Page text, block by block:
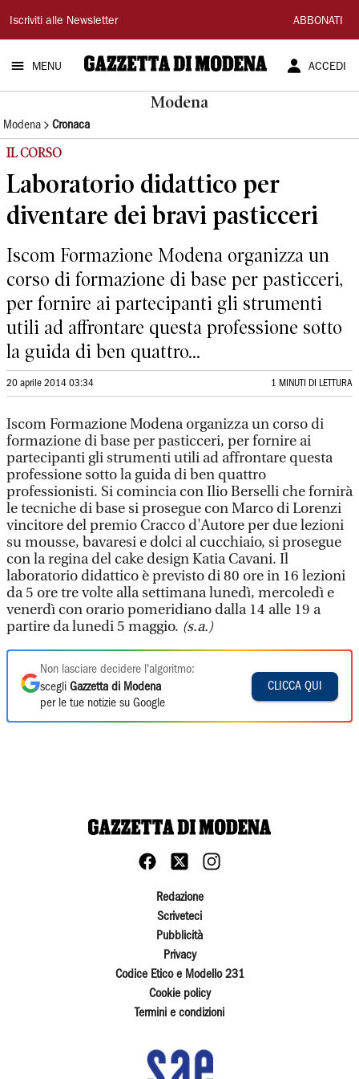
Gazzetta
di
Modena
Iscriviti alle Newsletter ABBONATI
MENU ACCEDI
Modena
Modena Cronaca
IL CORSO
Laboratorio didattico per
diventare dei bravi pasticceri
Iscom Formazione Modena organizza un
corso di formazione di base per pasticceri,
per fornire ai partecipanti gli strumenti
utili ad affrontare questa professione sotto
la guida di ben quattro...
20 aprile 2014 03:34 1 MINUTI DI LETTURA
Iscom Formazione Modena organizza un corso di
formazione di base per pasticceri, per fornire ai
partecipanti gli strumenti utili ad affrontare questa
professione sotto la guida di ben quattro
professionisti. Si comincia con Ilio Berselli che fornirà
le tecniche di base si prosegue con Marco di Lorenzi
vincitore del premio Cracco d'Autore per due lezioni
su mousse, bavaresi e dolci al cucchiaio, si prosegue
con la regina del cake design Katia Cavani. Il
laboratorio didattico è previsto di 80 ore in 16 lezioni
da 5 ore tre volte alla settimana lunedì, mercoledì e
venerdì con orario pomeridiano dalla 14 alle 19 a
partire da lunedi 5 maggio. (s.a.)
Non lasciare decidere l'algoritmo:
scegli Gazzetta di Modena
per le tue notizie su Google
CLICCA QUI
Redazione
Scriveteci
Pubblicità
Privacy
Codice Etico e Modello 231
Cookie policy
Termini e condizioni